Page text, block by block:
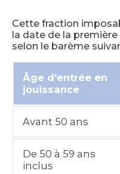
Cette fraction
la date de la
selon le barème
Âge d’entrée en
jouissance
Avant 50 ans
De 50 à 59 ans
inclus